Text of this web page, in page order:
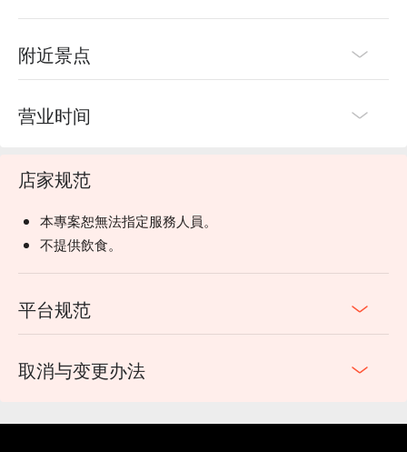
附近景点
营业时间
店家规范
本專案恕無法指定服務人員。
不提供飲食。
平台规范
取消与变更办法